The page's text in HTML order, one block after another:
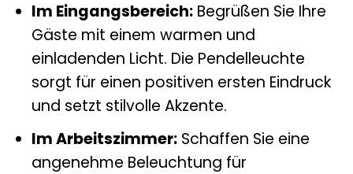
Im Eingangsbereich:Begrüßen Sie Ihre
Gäste mit einem warmen und
einladenden Licht. Die Pendelleuchte
sorgt für einen positiven ersten Eindruck
und setzt stilvolle Akzente.
Im Arbeitszimmer:Schaffen Sie eine
angenehme Beleuchtung für